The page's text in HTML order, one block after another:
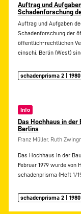
Auftrag und
Schadenforschung
Auftrag und Aufgaben
Schadenforschung der
öffentlich-rechtlichen
einschi. Berlin (West)
schadenprisma 2 | 1980
Info
Das Hochhaus in der
Berlins
Franz Müller, Ruth
Das Hochhaus in der
Februar 1979 wurde
schadenprisma (Heft 1/
schadenprisma 2 | 1980